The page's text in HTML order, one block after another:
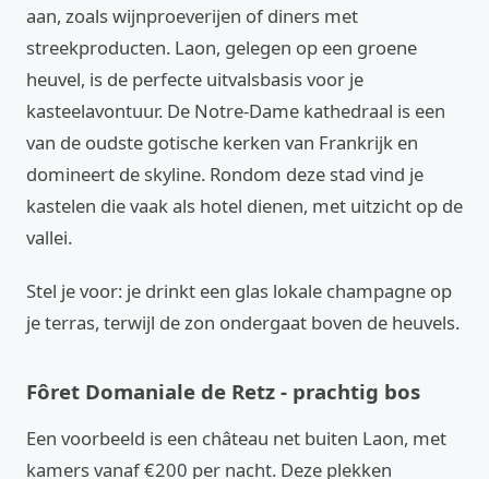
aan, zoals wijnproeverijen of diners met
streekproducten. Laon, gelegen op een groene
heuvel, is de perfecte uitvalsbasis voor je
kasteelavontuur. De Notre-Dame kathedraal is een
van de oudste gotische kerken van Frankrijk en
domineert de skyline. Rondom deze stad vind je
kastelen die vaak als hotel dienen, met uitzicht op de
vallei.
Stel je voor: je drinkt een glas lokale champagne op
je terras, terwijl de zon ondergaat boven de heuvels.
Fôret Domaniale de Retz - prachtig bos
Een voorbeeld is een château net buiten Laon, met
kamers vanaf €200 per nacht. Deze plekken